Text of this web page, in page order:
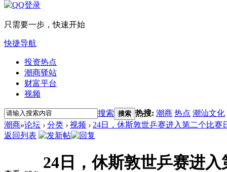
只需要一步，快速开始
快捷导航
投资热点
潮商驿站
财富平台
视频
搜索 搜索 热搜: 潮商 热点 潮汕文化
潮商»论坛 › 分类 › 视频 › 24日，休斯敦世乒赛进入第二个比赛
返回列表
24日，休斯敦世乒赛进